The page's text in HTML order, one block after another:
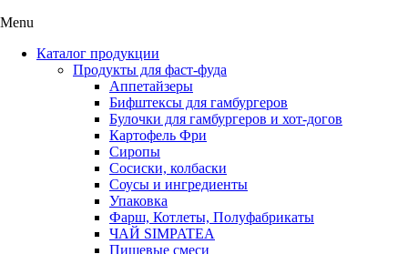
Menu
Каталог продукции
Продукты для фаст-фуда
Аппетайзеры
Бифштексы для гамбургеров
Булочки для гамбургеров и хот-догов
Картофель Фри
Сиропы
Сосиски, колбаски
Соусы и ингредиенты
Упаковка
Фарш, Котлеты, Полуфабрикаты
ЧАЙ SIMPATEA
Пищевые смеси